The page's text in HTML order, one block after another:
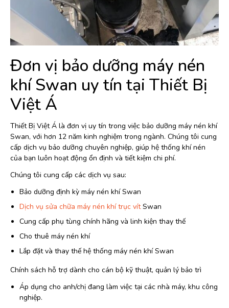
Đơn vị bảo dưỡng máy nén
khí Swan uy tín tại Thiết Bị
Việt Á
Thiết Bị Việt Á là đơn vị uy tín trong việc bảo dưỡng máy nén khí
Swan, với hơn 12 năm kinh nghiệm trong ngành. Chúng tôi cung
cấp dịch vụ bảo dưỡng chuyên nghiệp, giúp hệ thống khí nén
của bạn luôn hoạt động ổn định và tiết kiệm chi phí.
Chúng tôi cung cấp các dịch vụ sau:
Bảo dưỡng định kỳ máy nén khí Swan
Dịch vụ sửa chữa máy nén khí trục vítSwan
Cung cấp phụ tùng chính hãng và linh kiện thay thế
Cho thuê máy nén khí
Lắp đặt và thay thế hệ thống máy nén khí Swan
Chính sách hỗ trợ dành cho cán bộ kỹ thuật, quản lý bảo trì
Áp dụng cho anh/chị đang làm việc tại các nhà máy, khu công
nghiệp.